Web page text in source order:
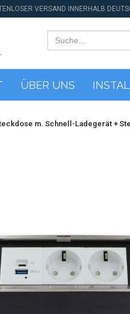
VERSAND INNERHALB
ÜBER UNS
m. Schnell-Ladegerät +